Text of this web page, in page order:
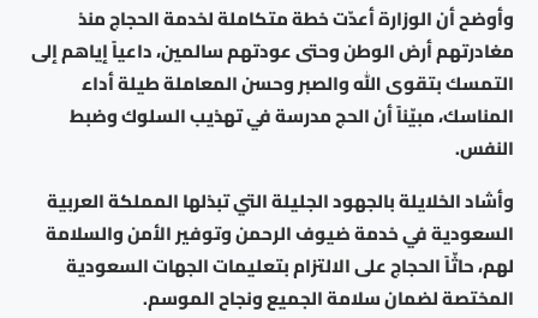
وأوضح أن الوزارة أعدّت خطة متكاملة لخدمة الحجاج منذ
مغادرتهم أرض الوطن وحتى عودتهم سالمين، داعياً إياهم إلى
التمسك بتقوى الله والصبر وحسن المعاملة طيلة أداء
المناسك، مبيّناً أن الحج مدرسة في تهذيب السلوك وضبط
النفس.
وأشاد الخلايلة بالجهود الجليلة التي تبذلها المملكة العربية
السعودية في خدمة ضيوف الرحمن وتوفير الأمن والسلامة
لهم، حاثّاً الحجاج على الالتزام بتعليمات الجهات السعودية
المختصة لضمان سلامة الجميع ونجاح الموسم.